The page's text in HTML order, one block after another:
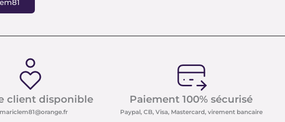
client disponible Paiement 100% sécurisé
Paypal, CB, Visa, Mastercard, virement bancaire